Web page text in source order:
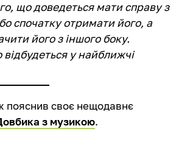
що доведеться мати справу з
спочатку отримати його, а
його з іншого боку.
у найближчі
пояснив своє нещодавнє
з музикою.